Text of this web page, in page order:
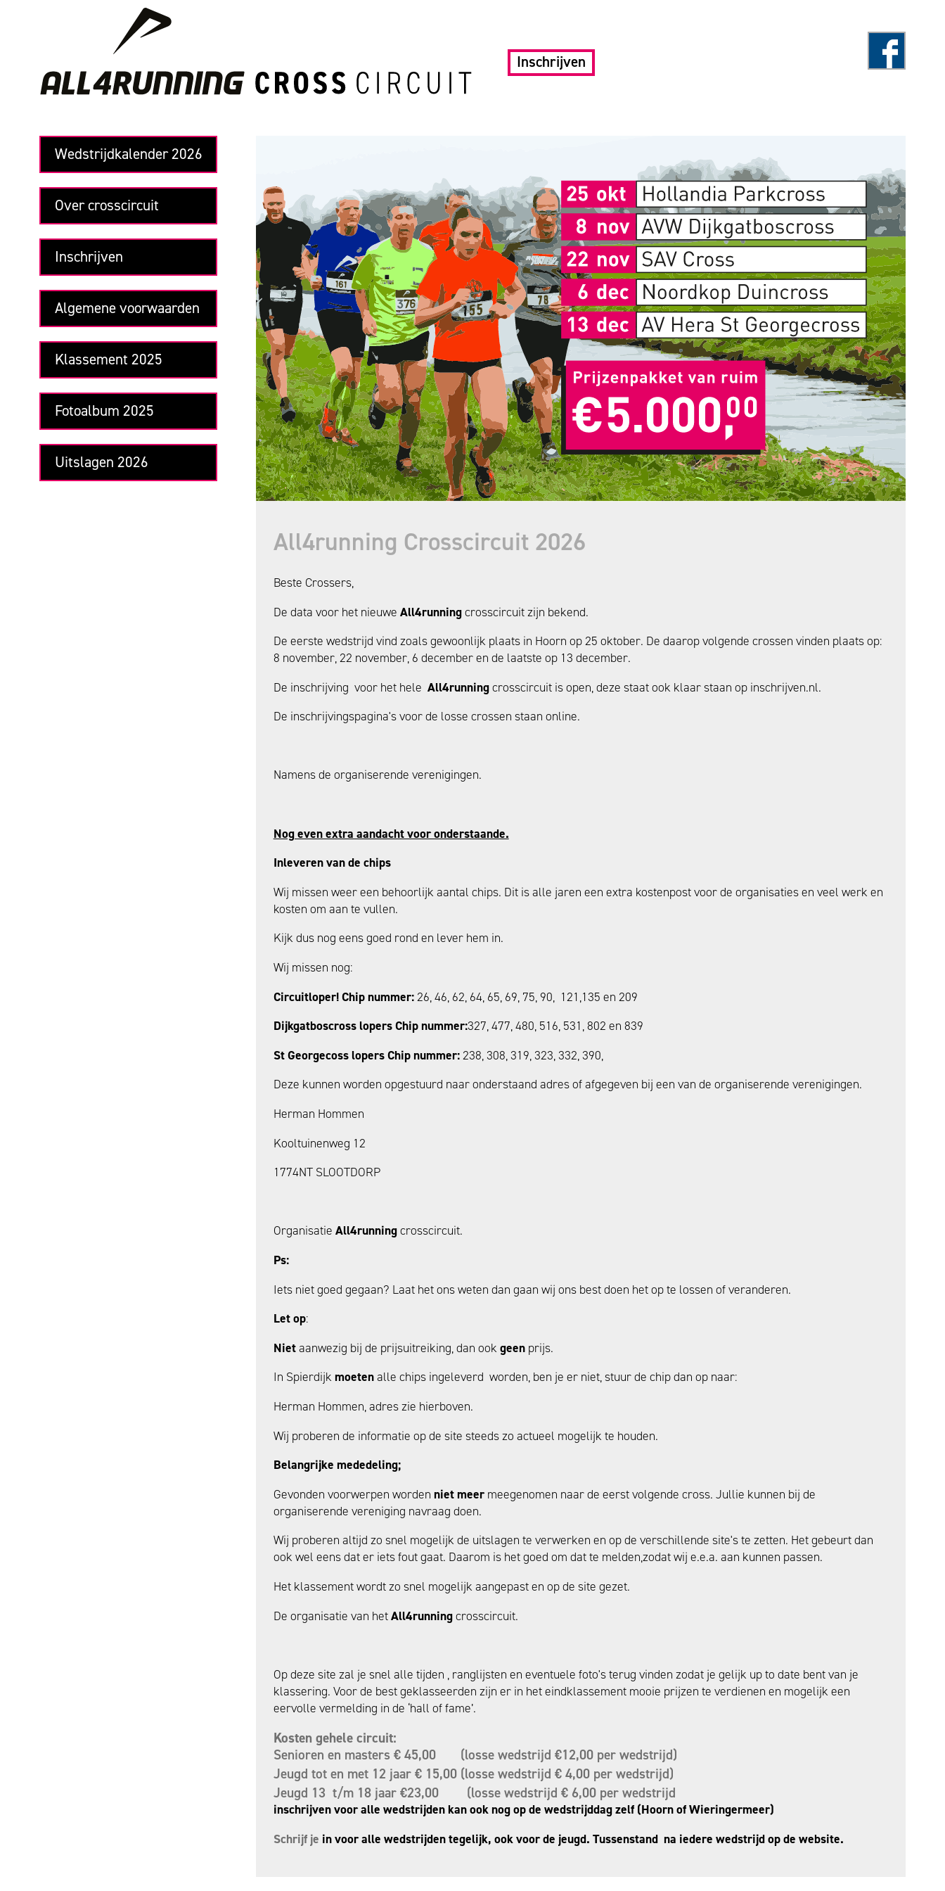
Inschrijven
Wedstrijdkalender 2026
Over crosscircuit
Inschrijven
Algemene voorwaarden
Klassement 2025
Fotoalbum 2025
Uitslagen 2026
All4running Crosscircuit 2026
Beste Crossers,
De data voor het nieuwe All4runningcrosscircuit zijn bekend.
De eerste wedstrijd vind zoals gewoonlijk plaats in Hoorn op 25 oktober. De daarop volgende crossen vinden plaats op:
8 november, 22 november, 6 december en de laatste op 13 december.
De inschrijving voor het hele All4runningcrosscircuit is open, deze staat ook klaar staan op inschrijven.nl.
De inschrijvingspagina's voor de losse crossen staan online.
Namens de organiserende verenigingen.
Nog even extra aandacht voor onderstaande.
Inleveren van de chips
Wij missen weer een behoorlijk aantal chips. Dit is alle jaren een extra kostenpost voor de organisaties en veel werk en
kosten om aan te vullen.
Kijk dus nog eens goed rond en lever hem in.
Wij missen nog:
Circuitloper! Chip nummer:26, 46, 62, 64, 65, 69, 75, 90, 121,135 en 209
Dijkgatboscross lopers Chip nummer:327, 477, 480, 516, 531, 802 en 839
St Georgecoss lopers Chip nummer:238, 308, 319, 323, 332, 390,
Deze kunnen worden opgestuurd naar onderstaand adres of afgegeven bij een van de organiserende verenigingen.
Herman Hommen
Kooltuinenweg 12
1774NT SLOOTDORP
Organisatie All4runningcrosscircuit.
Ps:
Iets niet goed gegaan? Laat het ons weten dan gaan wij ons best doen het op te lossen of veranderen.
Let op:
Nietaanwezig bij de prijsuitreiking, dan ook geenprijs.
In Spierdijk moetenalle chips ingeleverd worden, ben je er niet, stuur de chip dan op naar:
Herman Hommen, adres zie hierboven.
Wij proberen de informatie op de site steeds zo actueel mogelijk te houden.
Belangrijke mededeling;
Gevonden voorwerpen worden niet meermeegenomen naar de eerst volgende cross. Jullie kunnen bij de
organiserende vereniging navraag doen.
Wij proberen altijd zo snel mogelijk de uitslagen te verwerken en op de verschillende site's te zetten. Het gebeurt dan
ook wel eens dat er iets fout gaat. Daarom is het goed om dat te melden,zodat wij e.e.a. aan kunnen passen.
Het klassement wordt zo snel mogelijk aangepast en op de site gezet.
De organisatie van hetAll4runningcrosscircuit.
Op deze site zal je snel alle tijden , ranglijsten en eventuele foto's terug vinden zodat je gelijk up to date bent van je
klassering. Voor de best geklasseerden zijn er in het eindklassement mooie prijzen te verdienen en mogelijk een
eervolle vermelding in de ‘hall of fame’.
Kosten gehele circuit:
Senioren en masters € 45,00 (losse wedstrijd €12,00 per wedstrijd)
Jeugd tot en met 12 jaar € 15,00 (losse wedstrijd € 4,00 per wedstrijd)
Jeugd 13 t/m 18 jaar €23,00 (losse wedstrijd € 6,00 per wedstrijd
inschrijven voor alle wedstrijden kan ook nog op de wedstrijddag zelf (Hoorn of Wieringermeer)
Schrijf je in voor alle wedstrijden tegelijk, ook voor de jeugd. Tussenstand na iedere wedstrijd op de website.